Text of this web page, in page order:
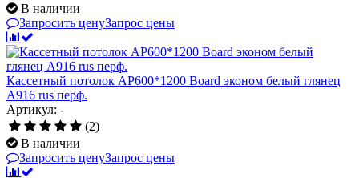
В наличии
Запросить ценуЗапрос цены
Кассетный потолок AP600*1200 Board эконом белый глянец
А916 rus перф.
Артикул: -
(2)
В наличии
Запросить ценуЗапрос цены